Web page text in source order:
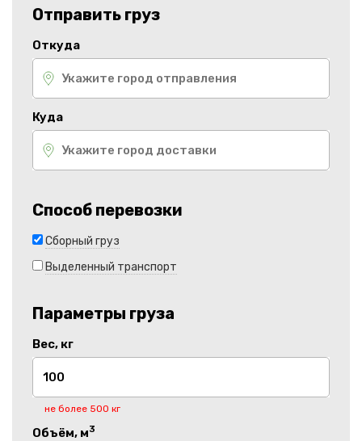
Отправить груз
Откуда
Куда
Способ перевозки
Сборный груз
Выделенный транспорт
Параметры груза
Вес, кг
не более 500 кг
Объём, м3